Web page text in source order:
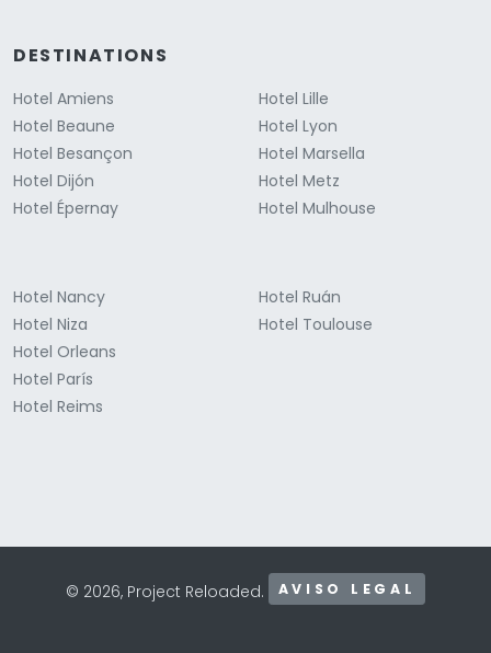
DESTINATIONS
Hotel Amiens
Hotel Beaune
Hotel Besançon
Hotel Dijón
Hotel Épernay
Hotel Lille
Hotel Lyon
Hotel Marsella
Hotel Metz
Hotel Mulhouse
Hotel Nancy
Hotel Niza
Hotel Orleans
Hotel París
Hotel Reims
Hotel Ruán
Hotel Toulouse
© 2026, Project Reloaded. AVISO LEGAL